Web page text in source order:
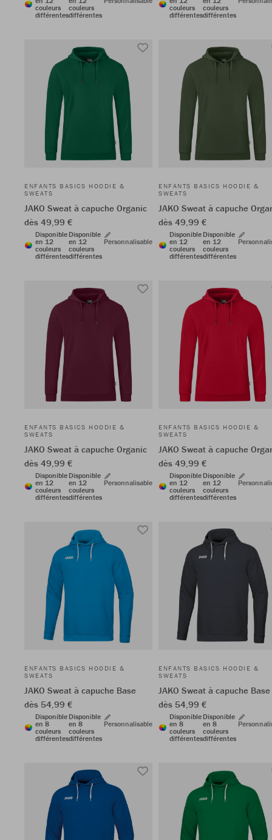
couleurs
différentes
couleurs
différentes
couleurs
différentes
couleurs
différentes
ENFANTS BASICS HOODIE &
SWEATS
JAKO Sweat à capuche Organic
dès 49,99 €
Disponible
en 12
couleurs
différentes
Disponible
en 12
couleurs
différentes
Personnalisable
ENFANTS BASICS HOODIE &
SWEATS
JAKO Sweat à capuche
dès 49,99 €
Disponible
en 12
couleurs
différentes
Disponible
en 12
couleurs
différentes
ENFANTS BASICS HOODIE &
SWEATS
JAKO Sweat à capuche Organic
dès 49,99 €
Disponible
en 12
couleurs
différentes
Disponible
en 12
couleurs
différentes
Personnalisable
ENFANTS BASICS HOODIE &
SWEATS
JAKO Sweat à capuche
dès 49,99 €
Disponible
en 12
couleurs
différentes
Disponible
en 12
couleurs
différentes
ENFANTS BASICS HOODIE &
SWEATS
JAKO Sweat à capuche Base
dès 54,99 €
Disponible
en 8
couleurs
différentes
Disponible
en 8
couleurs
différentes
Personnalisable
ENFANTS BASICS HOODIE &
SWEATS
JAKO Sweat à capuche Base
dès 54,99 €
Disponible
en 8
couleurs
différentes
Disponible
en 8
couleurs
différentes